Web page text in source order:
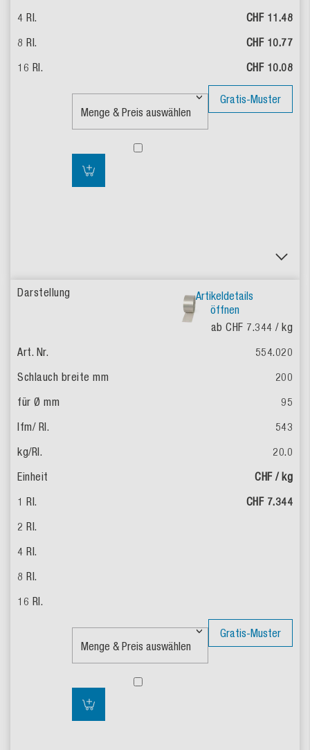
CHF 11.48
CHF 10.77
CHF 10.08
Gratis-Muster
Artikeldetails
öffnen
ab CHF 7.344 / kg
554.020
200
95
543
20.0
CHF / kg
CHF 7.344
Gratis-Muster